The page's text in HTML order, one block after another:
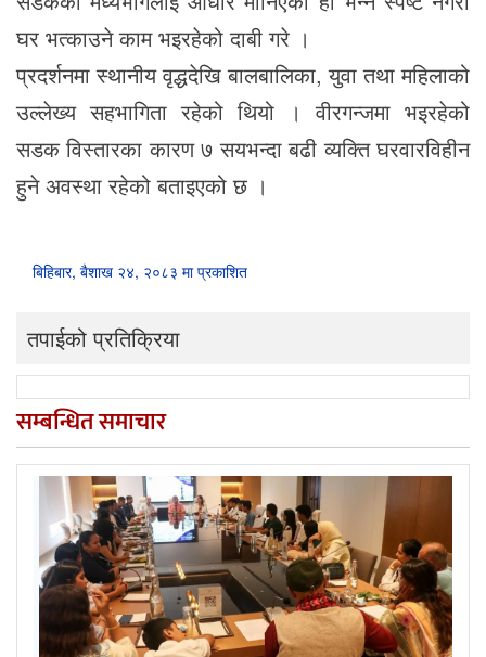
घर भत्काउने काम भइरहेको दाबी गरे ।
प्रदर्शनमा स्थानीय वृद्धदेखि बालबालिका, युवा तथा महिलाको
उल्लेख्य सहभागिता रहेको थियो । वीरगन्जमा भइरहेको
सडक विस्तारका कारण ७ सयभन्दा बढी व्यक्ति घरवारविहीन
हुने अवस्था रहेको बताइएको छ ।
बिहिबार, बैशाख २४, २०८३ मा प्रकाशित
तपाईको प्रतिक्रिया
सम्बन्धित समाचार